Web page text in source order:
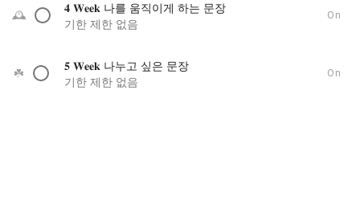
🕰️
𝟒 𝐖𝐞𝐞𝐤 나를 움직이게 하는 문장
기한 제한 없음
On
☘️
𝟓 𝐖𝐞𝐞𝐤 나누고 싶은 문장
기한 제한 없음
On